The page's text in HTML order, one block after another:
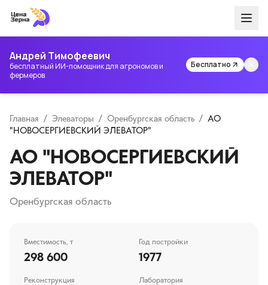
Андрей Тимофеевич
бесплатный ИИ-помощник для агрономов и
фермеров
Бесплатно
Главная / Элеваторы / Оренбургская область / АО
"НОВОСЕРГИЕВСКИЙ ЭЛЕВАТОР"
АО "НОВОСЕРГИЕВСКИЙ
ЭЛЕВАТОР"
Оренбургская область
Вместимость, т
298 600
Год постройки
1977
Реконструкция Лаборатория